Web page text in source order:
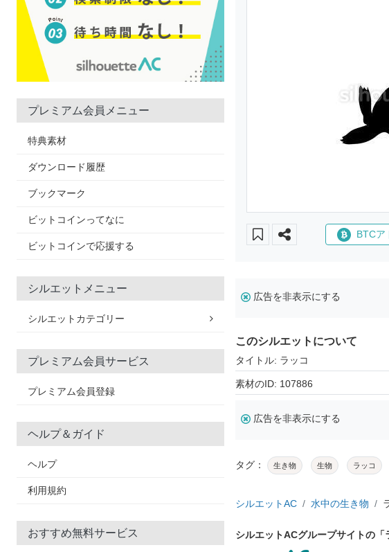
プレミアム会員メニュー
特典素材
ダウンロード履歴
ブックマーク
ビットコインってなに
ビットコインで応援する
シルエットメニュー
シルエットカテゴリー
プレミアム会員サービス
プレミアム会員登録
ヘルプ＆ガイド
ヘルプ
利用規約
おすすめ無料サービス
BTCア
広告を非表示にする
このシルエットについて
タイトル: ラッコ
素材のID: 107886
広告を非表示にする
タグ： 生き物 生物 ラッコ
シルエットAC 水中の生き物
シルエットACグループサイトの